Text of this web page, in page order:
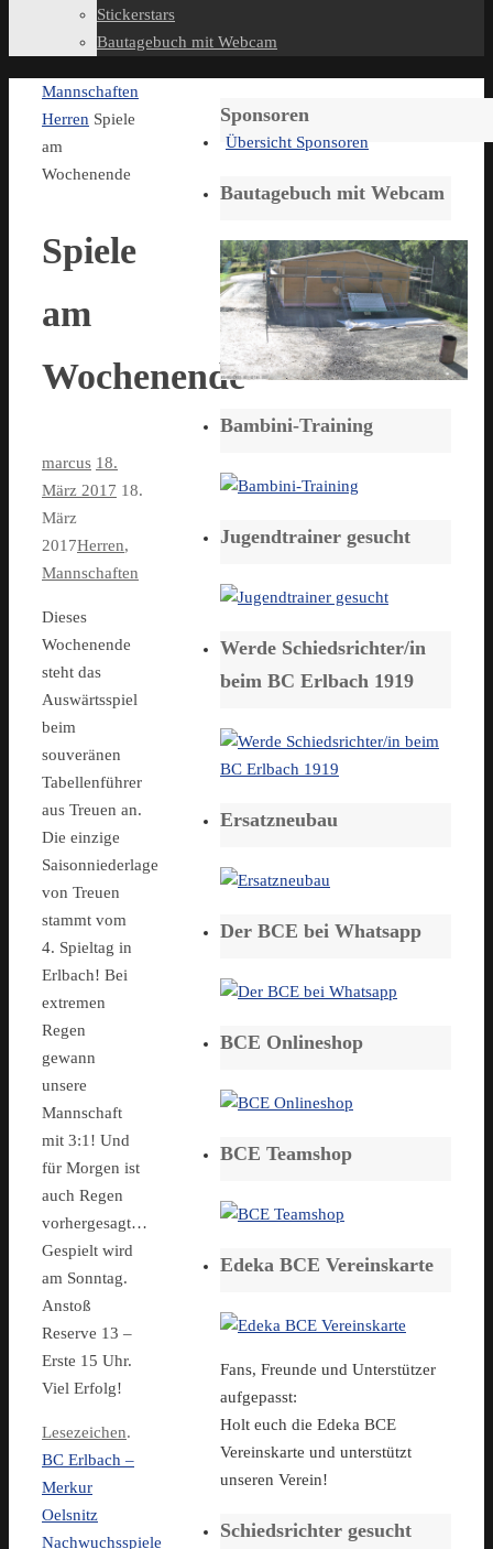
Stickerstars
Bautagebuch mit Webcam
Start
Mannschaften
Herren Spiele
am
Wochenende
Spiele
am
Wochenende
marcus 18.
März 2017 18.
März
2017Herren,
Mannschaften
Dieses
Wochenende
steht das
Auswärtsspiel
beim
souveränen
Tabellenführer
aus Treuen an.
Die einzige
Saisonniederlage
von Treuen
stammt vom
4. Spieltag in
Erlbach! Bei
extremen
Regen
gewann
unsere
Mannschaft
mit 3:1! Und
für Morgen ist
auch Regen
vorhergesagt…
Gespielt wird
am Sonntag.
Anstoß
Reserve 13 –
Erste 15 Uhr.
Viel Erfolg!
Lesezeichen.
BC Erlbach –
Merkur
Oelsnitz
Nachwuchsspiele
Sponsoren
Übersicht Sponsoren
Bautagebuch mit Webcam
Bambini-Training
Jugendtrainer gesucht
Werde Schiedsrichter/in
beim BC Erlbach 1919
Ersatzneubau
Der BCE bei Whatsapp
BCE Onlineshop
BCE Teamshop
Edeka BCE Vereinskarte
Fans, Freunde und Unterstützer
aufgepasst:
Holt euch die Edeka BCE
Vereinskarte und unterstützt
unseren Verein!
Schiedsrichter gesucht